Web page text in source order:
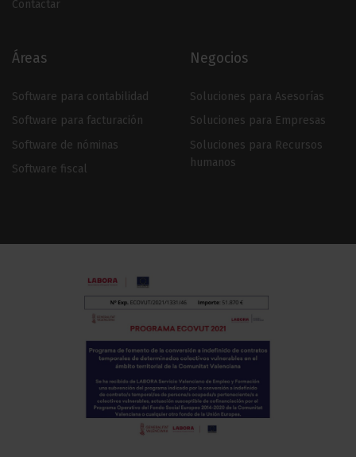
Contactar
Áreas
Software para contabilidad
Software para facturación
Software de nóminas
Software fiscal
Negocios
Soluciones para Asesorías
Soluciones para Empresas
Soluciones para Recursos
humanos